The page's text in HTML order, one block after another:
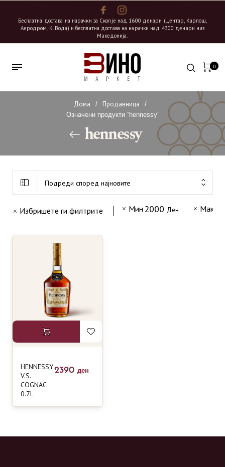
Бесплатна достава на нарачки за Скопје над 1600 денари (Центар, Карпош,
Аеродром, К. Вода) и бесплатна достава на нарачки над 4300 денари низ
Македонија.
0
Дома / Продавница
/
Означени продукти “hennessy”
hennessy
Подреди според најновите
Избришете ги филтрите Мин 2000 Ден Макс
HENNESSY
V.S.
COGNAC
0.7L
2390 ден